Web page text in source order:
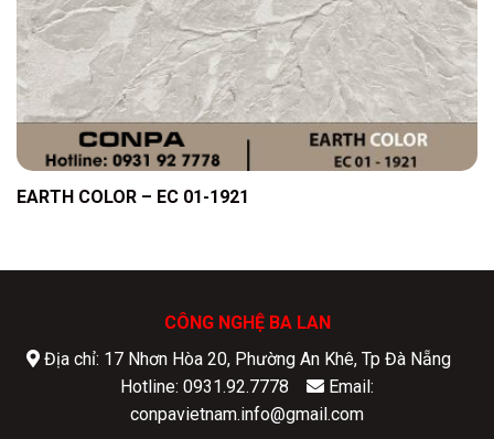
EARTH COLOR – EC 01-1921
CÔNG NGHỆ BA LAN
Địa chỉ: 17 Nhơn Hòa 20, Phường An Khê, Tp Đà Nẵng
Hotline: 0931.92.7778
Email:
conpavietnam.info@gmail.com